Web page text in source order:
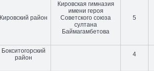
Кировский район
Кировская гимназия
имени героя
Советского союза
султана
Баймагамбетова
5
Бокситогорский
район
4